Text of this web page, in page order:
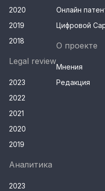
2020
2019
2018
Legal review
2023
2022
2021
2020
2019
Аналитика
2023
Онлайн
Цифровой
О проекте
Мнения
Редакция